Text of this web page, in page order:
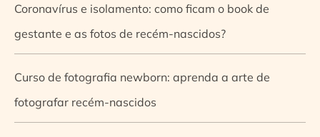
Coronavírus e isolamento: como ficam o book de
gestante e as fotos de recém-nascidos?
Curso de fotografia newborn: aprenda a arte de
fotografar recém-nascidos